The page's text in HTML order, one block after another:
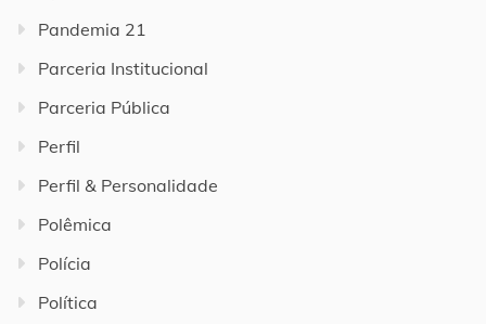
Pandemia 21
Parceria Institucional
Parceria Pública
Perfil
Perfil & Personalidade
Polêmica
Polícia
Política